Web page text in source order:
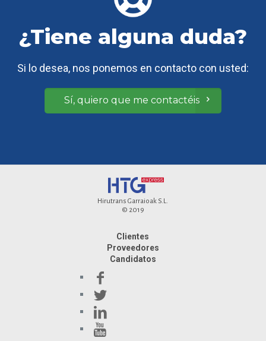
¿Tiene alguna duda?
Si lo desea, nos ponemos en contacto con usted:
Sí, quiero que me contactéis
Hirutrans Garraioak S.L.
© 2019
Clientes
Proveedores
Candidatos